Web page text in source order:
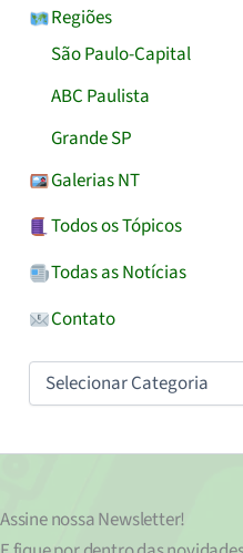
Regiões
São Paulo-Capital
ABC Paulista
Grande SP
Galerias NT
Todos os Tópicos
Todas as Notícias
Contato
Assine nossaNewsletter!